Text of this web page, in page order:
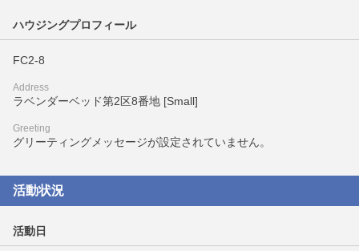
ハウジングプロフィール
FC2-8
Address
ラベンダーベッド第2区8番地 [Small]
Greeting
グリーティングメッセージが設定されていません。
活動状況
活動日